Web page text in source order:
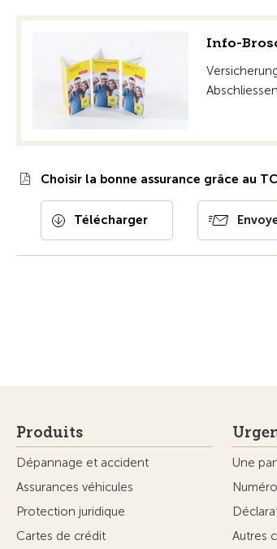
Info-
Choisir la bonne assurance grâce au
Télécharger
Produits
Dépannage et accident
Assurances véhicules
Protection juridique
Cartes de crédit
Une
Autres